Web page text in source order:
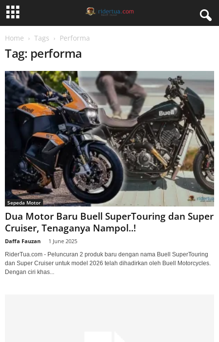
Home Tags Performa
Tag: performa
Sepeda Motor
Dua Motor Baru Buell SuperTouring dan Super
Cruiser, Tenaganya Nampol..!
Daffa Fauzan 1 June 2025
RiderTua.com - Peluncuran 2 produk baru dengan nama Buell SuperTouring
dan Super Cruiser untuk model 2026 telah dihadirkan oleh Buell Motorcycles.
Dengan ciri khas...